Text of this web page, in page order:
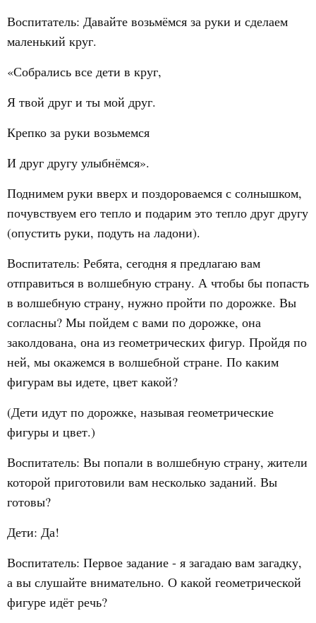
Воспитатель: Давайте возьмёмся за руки и сделаем
маленький круг.
«Собрались все дети в круг,
Я твой друг и ты мой друг.
Крепко за руки возьмемся
И друг другу улыбнёмся».
Поднимем руки вверх и поздороваемся с солнышком,
почувствуем его тепло и подарим это тепло друг другу
(опустить руки, подуть на ладони).
Воспитатель: Ребята, сегодня я предлагаю вам
отправиться в волшебную страну. А чтобы бы попасть
в волшебную страну, нужно пройти по дорожке. Вы
согласны? Мы пойдем с вами по дорожке, она
заколдована, она из геометрических фигур. Пройдя по
ней, мы окажемся в волшебной стране. По каким
фигурам вы идете, цвет какой?
(Дети идут по дорожке, называя геометрические
фигуры и цвет.)
Воспитатель: Вы попали в волшебную страну, жители
которой приготовили вам несколько заданий. Вы
готовы?
Дети: Да!
Воспитатель: Первое задание - я загадаю вам загадку,
а вы слушайте внимательно. О какой геометрической
фигуре идёт речь?